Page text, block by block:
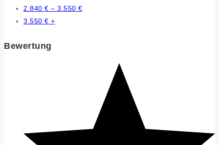
2.840 € – 3.550 €
3.550 € +
Bewertung